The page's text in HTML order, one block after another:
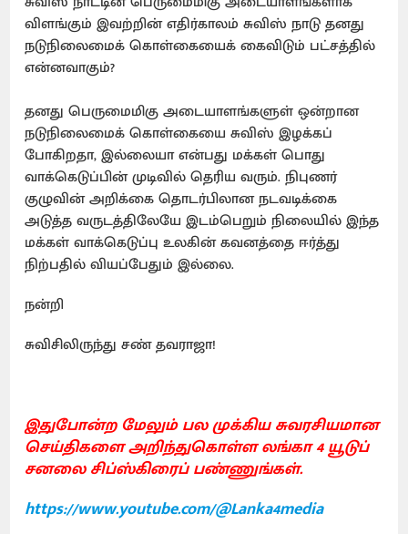
விளங்கும் இவற்றின் எதிர்காலம் சுவிஸ் நாடு தனது
நடுநிலைமைக் கொள்கையைக் கைவிடும் பட்சத்தில்
என்னவாகும்?
தனது பெருமைமிகு அடையாளங்களுள் ஒன்றான
நடுநிலைமைக் கொள்கையை சுவிஸ் இழக்கப்
போகிறதா, இல்லையா என்பது மக்கள் பொது
வாக்கெடுப்பின் முடிவில் தெரிய வரும். நிபுணர்
குழுவின் அறிக்கை தொடர்பிலான நடவடிக்கை
அடுத்த வருடத்திலேயே இடம்பெறும் நிலையில் இந்த
மக்கள் வாக்கெடுப்பு உலகின் கவனத்தை ஈர்த்து
நிற்பதில் வியப்பேதும் இல்லை.
நன்றி
சுவிசிலிருந்து சண் தவராஜா!
இதுபோன்ற மேலும் பல முக்கிய சுவரசியமான
செய்திகளை அறிந்துகொள்ள லங்கா 4 யூடுப்
சனலை சிப்ஸ்கிரைப் பண்ணுங்கள்.
https://www.youtube.com/@Lanka4media